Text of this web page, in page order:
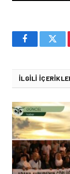
Facebook
İLGILI